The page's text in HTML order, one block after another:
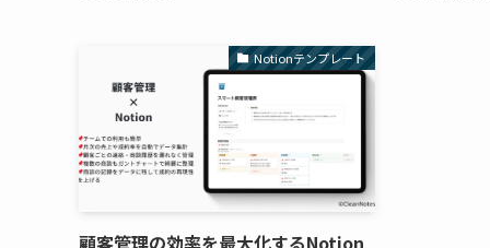
Notionテンプレート
顧客管理の効率を最大化するNotion